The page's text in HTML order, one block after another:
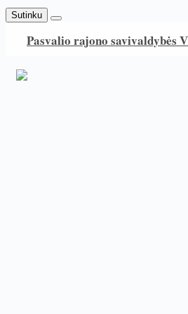
Sutinku
Pasvalio rajono savivaldybės